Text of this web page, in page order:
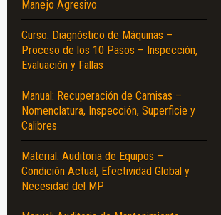
PLATAFORMAS – MANIPULADORES – APILADORES
Manejo Agresivo
Curso: Diagnóstico de Máquinas –
Proceso de los 10 Pasos – Inspección,
Evaluación y Fallas
Manual: Recuperación de Camisas –
Nomenclatura, Inspección, Superficie y
Calibres
Material: Auditoria de Equipos –
Condición Actual, Efectividad Global y
Necesidad del MP